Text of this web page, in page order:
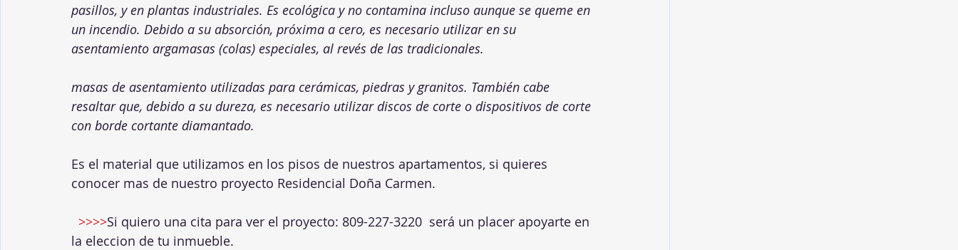
pasillos, y en plantas industriales. Es ecológica y no contamina incluso aunque se queme en
un incendio. Debido a su absorción, próxima a cero, es necesario utilizar en su
asentamiento argamasas (colas) especiales, al revés de las tradicionales.
masas de asentamiento utilizadas para cerámicas, piedras y granitos. También cabe
resaltar que, debido a su dureza, es necesario utilizar discos de corte o dispositivos de corte
con borde cortante diamantado.
Es el material que utilizamos en los pisos de nuestros apartamentos, si quieres
conocer mas de nuestro proyecto Residencial Doña Carmen.
>>>>Si quiero una cita para ver el proyecto: 809-227-3220  será un placer apoyarte en
la eleccion de tu inmueble.